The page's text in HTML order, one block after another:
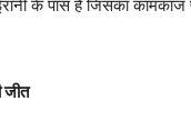
के पास है जिसका कामकाज
जीत